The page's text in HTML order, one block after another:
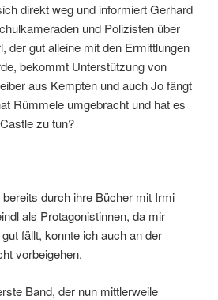
direkt weg und informiert Gerhard
und Polizisten über
der gut alleine mit den Ermittlungen
bekommt Unterstützung von
aus Kempten und auch Jo fängt
Rümmele umgebracht und hat es
zu tun?
durch ihre Bücher mit Irmi
als Protagonistinnen, da mir
fällt, konnte ich auch an der
vorbeigehen.
Band, der nun mittlerweile